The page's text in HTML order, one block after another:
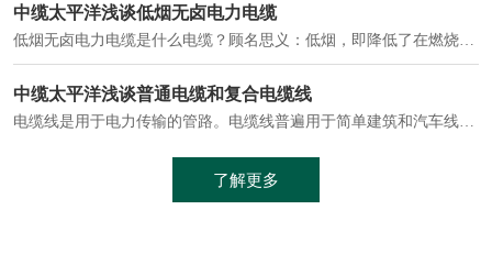
中缆太平洋浅谈低烟无卤电力电缆
低烟无卤电力电缆是什么电缆？顾名思义：低烟，即降低了在燃烧时有害物体的产生；卤素对于人体来说是一种有毒气体，无卤就是没有毒气体的释放，通常是针对电缆遇火灾时而言的。低烟无卤电力电缆又可以称之为环保电缆，低烟无卤电缆大多数用于医院和对环境卫生要求比较严格的地方。
中缆太平洋浅谈普通电缆和复合电缆线
电缆线是用于电力传输的管路。电缆线普遍用于简单建筑和汽车线材，作为能源输送缆线，电缆线的复杂结构勿庸置疑。根据目标功能，电缆线具有以下一些特点：建筑用和车用线材要求轻质、大批量生产、价格低廉、具有相当的电学和力学性能和长时间的耐老化性能；工业用线材必须具有符合客户要求的性能；
了解更多